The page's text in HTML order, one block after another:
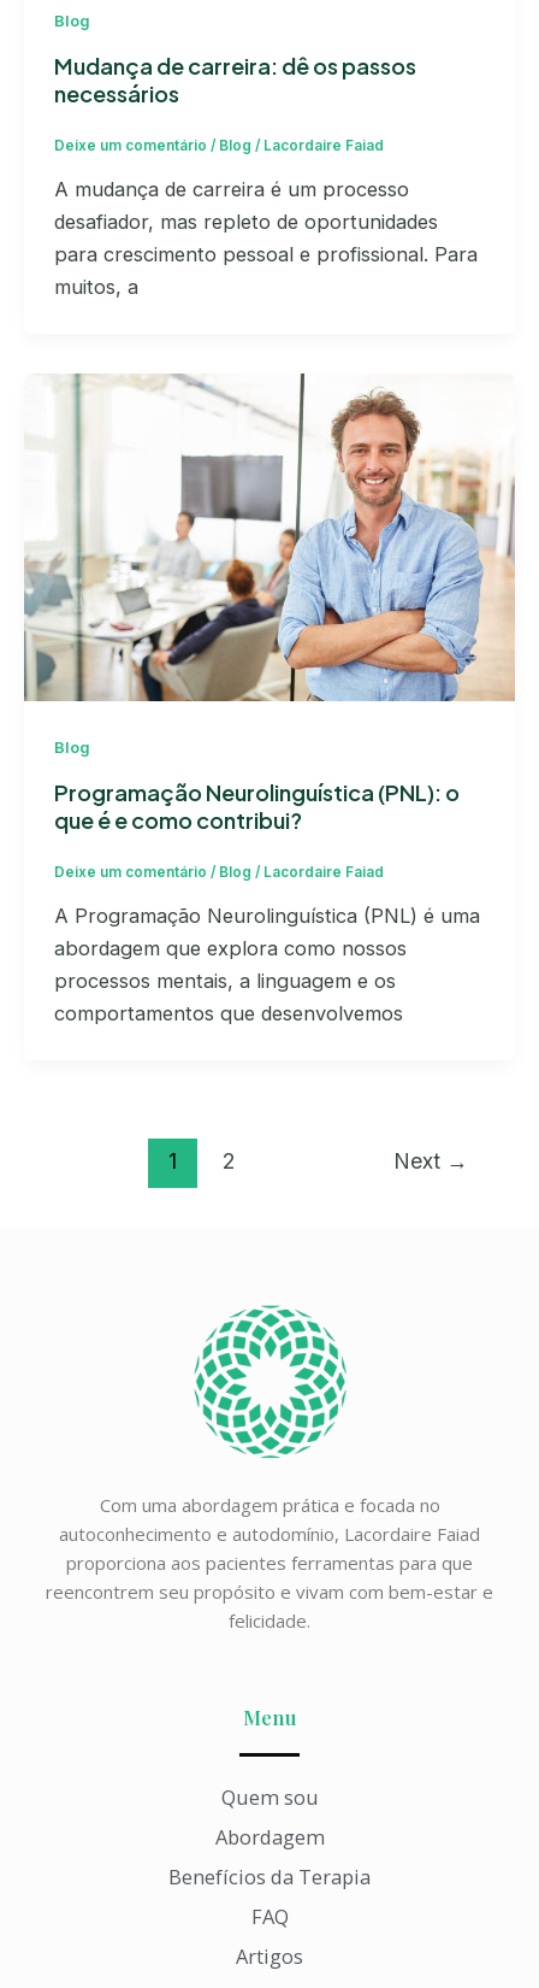
Blog
Mudança de carreira: dê os passos
necessários
Deixe um comentário / Blog / Lacordaire Faiad
A mudança de carreira é um processo
desafiador, mas repleto de oportunidades
para crescimento pessoal e profissional. Para
muitos, a
Blog
Programação Neurolinguística (PNL): o
que é e como contribui?
Deixe um comentário / Blog / Lacordaire Faiad
A Programação Neurolinguística (PNL) é uma
abordagem que explora como nossos
processos mentais, a linguagem e os
comportamentos que desenvolvemos
1 2 Next →
Com uma abordagem prática e focada no
autoconhecimento e autodomínio, Lacordaire Faiad
proporciona aos pacientes ferramentas para que
reencontrem seu propósito e vivam com bem-estar e
felicidade.
Menu
Quem sou
Abordagem
Benefícios da Terapia
FAQ
Artigos